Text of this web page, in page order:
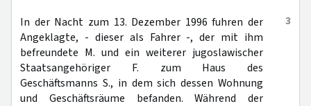
3
In der Nacht zum 13. Dezember 1996 fuhren der
Angeklagte, - dieser als Fahrer -, der mit ihm
befreundete M. und ein weiterer jugoslawischer
Staatsangehöriger F. zum Haus des
Geschäftsmanns S., in dem sich dessen Wohnung
und Geschäftsräume befanden. Während der